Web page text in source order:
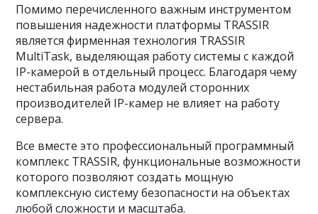
Помимо перечисленного важным инструментом
повышения надежности платформы TRASSIR
является фирменная технология TRASSIR
MultiTask, выделяющая работу системы с каждой
IP-камерой в отдельный процесс. Благодаря чему
нестабильная работа модулей сторонних
производителей IP-камер не влияет на работу
сервера.
Все вместе это профессиональный программный
комплекс TRASSIR, функциональные возможности
которого позволяют создать мощную
комплексную систему безопасности на объектах
любой сложности и масштаба.